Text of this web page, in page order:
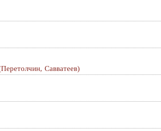
Савватеев)